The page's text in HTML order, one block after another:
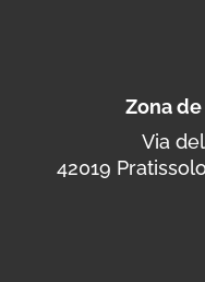
Zona
Via
42019